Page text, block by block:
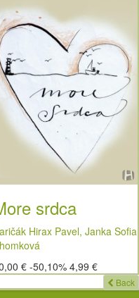
srdca
Hirax Pavel, Janka Sofia
€-50,10% 4,99 €
Back